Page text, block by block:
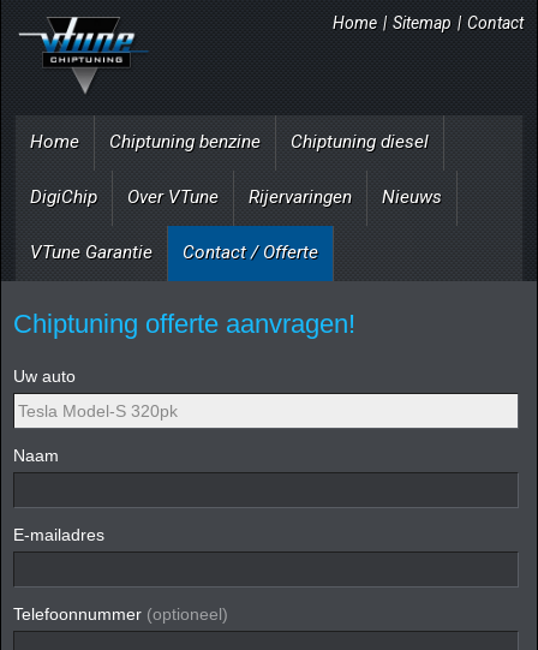
Home | Sitemap | Contact
Home Chiptuning benzine Chiptuning diesel
DigiChip Over VTune Rijervaringen Nieuws
VTune Garantie Contact / Offerte
Chiptuning offerte aanvragen!
Uw auto
Naam
E-mailadres
Telefoonnummer (optioneel)